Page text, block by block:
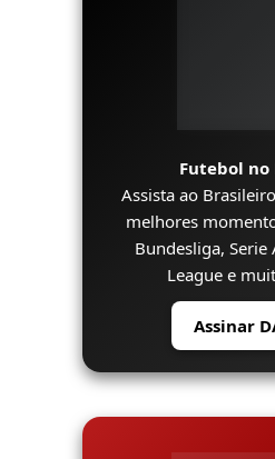
Futebol no
Assista ao
melhores
Bundesliga, Serie
League e
Assinar